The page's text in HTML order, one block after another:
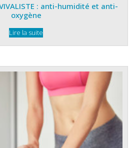
: anti-humidité et anti-
oxygène
Lire la suite